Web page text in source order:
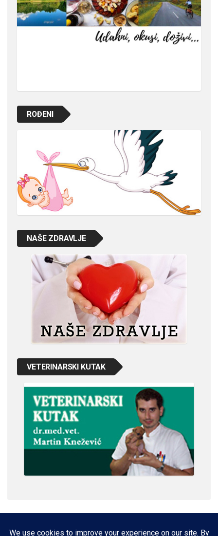
ROĐENI
NAŠE ZDRAVLJE
VETERINARSKI KUTAK